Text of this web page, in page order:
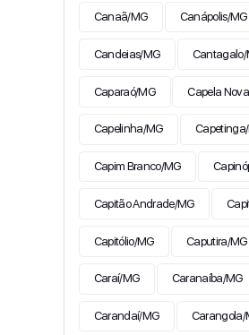
Canaã/MG Canápolis/MG
Candeias/MG Cantagalo/
Caparaó/MG Capela
Capelinha/MG
Capim Branco/MG
Capitão Andrade/MG
Capitólio/MG Caputira/MG
Caraí/MG Caranaíba/MG
Carandaí/MG Carangola/